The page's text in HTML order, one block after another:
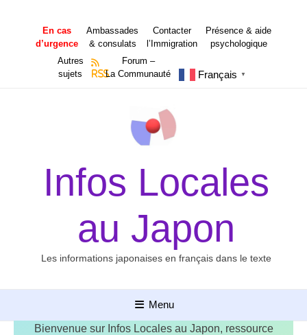
contenu
En cas
d’urgence
Ambassades
& consulats
Contacter
l’Immigration
Présence & aide
psychologique
Autres
sujets
RSS
Forum –
La Communauté
Français ▼
Infos Locales
au Japon
Les informations japonaises en français dans le texte
Menu
Bienvenue sur Infos Locales au Japon, ressource